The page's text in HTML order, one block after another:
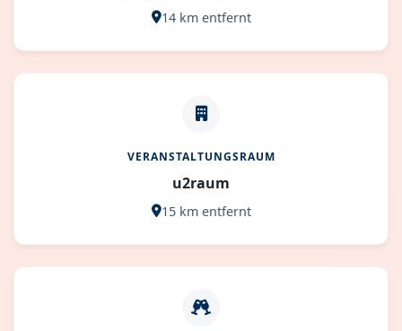
14 km entfernt
VERANSTALTUNGSRAUM
u2raum
15 km entfernt